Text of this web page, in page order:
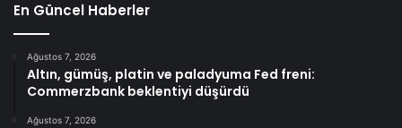
En Güncel Haberler
Ağustos 7, 2026
Altın, gümüş, platin ve paladyuma Fed freni:
Commerzbank beklentiyi düşürdü
Ağustos 7, 2026